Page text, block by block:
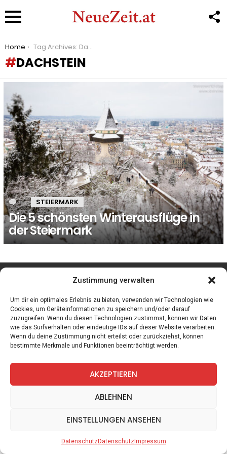
Zustimmung verwalten
Um dir ein optimales Erlebnis zu bieten, verwenden wir Technologien wie
Cookies, um Geräteinformationen zu speichern und/oder darauf
zuzugreifen. Wenn du diesen Technologien zustimmst, können wir Daten
wie das Surfverhalten oder eindeutige IDs auf dieser Website verarbeiten.
Wenn du deine Zustimmung nicht erteilst oder zurückziehst, können
bestimmte Merkmale und Funktionen beeinträchtigt werden.
AKZEPTIEREN
ABLEHNEN
EINSTELLUNGEN ANSEHEN
DatenschutzDatenschutzImpressum
You are here:
Home Tag Archives: Dachstein
DACHSTEIN
LATEST
STORIES
1 Kommentar
STEIERMARK
Die 5 schönsten Winterausflüge in
der Steiermark
facebook instagram
Spiele Zitate Kontakt Datenschutz Impressum